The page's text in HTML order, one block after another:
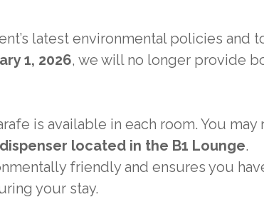
latest environmental policies and
1, 2026, we will no longer provide
is available in each room. You
located in the B1 Lounge.
friendly and ensures you
your stay.